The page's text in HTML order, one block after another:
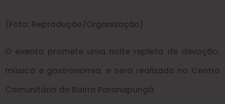
(Foto: Reprodução/Organização)
O evento promete uma noite repleta de devoção,
música e gastronomia, e será realizado no Centro
Comunitário do Bairro Paranapungá.